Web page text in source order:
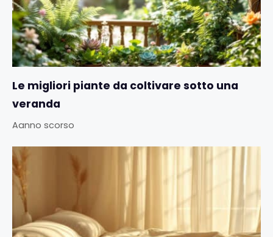
Le migliori piante da coltivare sotto una
veranda
Aanno scorso